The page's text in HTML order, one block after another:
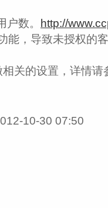
数。
http://
，导致未授权的
关的设置，详情请
10-30 07:50